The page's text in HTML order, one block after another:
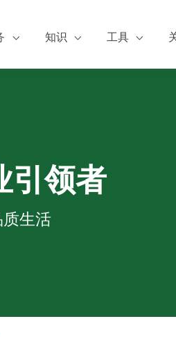
下载
知识
论文成果
工具
引领者
生活